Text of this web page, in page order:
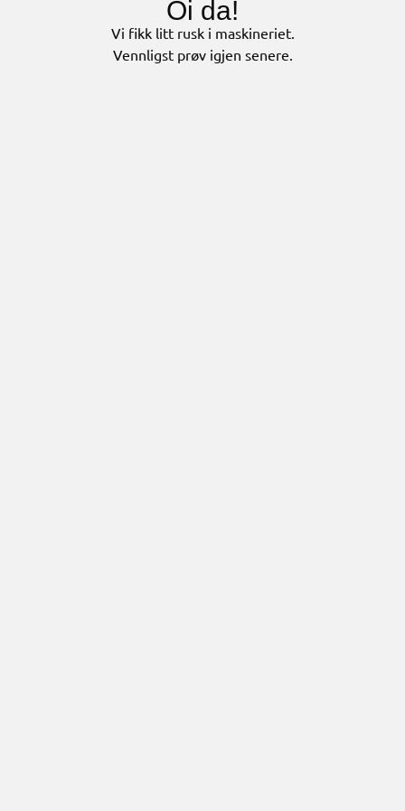
Oi da!
Vi fikk litt rusk i maskineriet.
Vennligst prøv igjen senere.